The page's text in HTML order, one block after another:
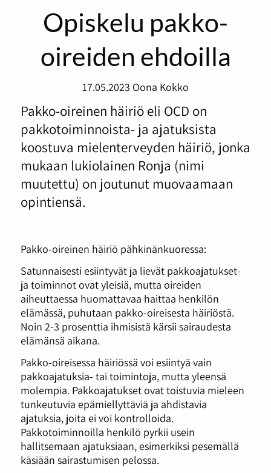
Opiskelu pakko-
oireiden ehdoilla
17.05.2023 Oona Kokko
Pakko-oireinen häiriö eli OCD on
pakkotoiminnoista- ja ajatuksista
koostuva mielenterveyden häiriö, jonka
mukaan lukiolainen Ronja (nimi
muutettu) on joutunut muovaamaan
opintiensä.
Pakko-oireinen häiriö pähkinänkuoressa:
Satunnaisesti esiintyvät ja lievät pakkoajatukset-
ja toiminnot ovat yleisiä, mutta oireiden
aiheuttaessa huomattavaa haittaa henkilön
elämässä, puhutaan pakko-oireisesta häiriöstä.
Noin 2-3 prosenttia ihmisistä kärsii sairaudesta
elämänsä aikana.
Pakko-oireisessa häiriössä voi esiintyä vain
pakkoajatuksia- tai toimintoja, mutta yleensä
molempia. Pakkoajatukset ovat toistuvia mieleen
tunkeutuvia epämiellyttäviä ja ahdistavia
ajatuksia, joita ei voi kontrolloida.
Pakkotoiminnoilla henkilö pyrkii usein
hallitsemaan ajatuksiaan, esimerkiksi pesemällä
käsiään sairastumisen pelossa.